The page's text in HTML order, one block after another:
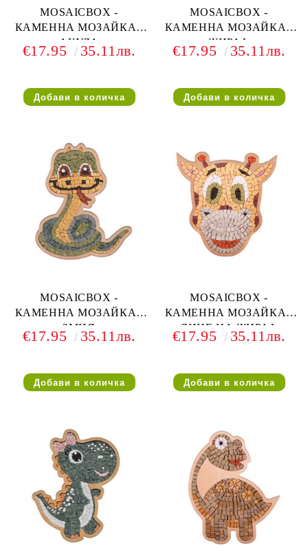
MOSAICBOX -
КАМЕННА МОЗАЙКА -
АКУЛА
€17.95 35.11лв.
MOSAICBOX -
КАМЕННА МОЗАЙКА -
ЖИРАФ
€17.95 35.11лв.
MOSAICBOX -
КАМЕННА МОЗАЙКА -
ЗМИЯ
€17.95 35.11лв.
MOSAICBOX -
КАМЕННА МОЗАЙКА -
ЛИЦЕ НА ЖИРАФ
€17.95 35.11лв.